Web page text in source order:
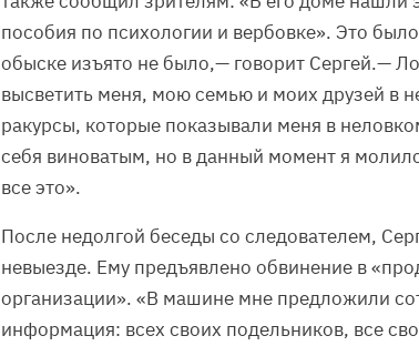
пособия по психологии и вербовке». Это
обыске изъято не было,— говорит Сергей.—
высветить меня, мою семью и моих друзей в
ракурсы, которые показывали меня в
себя виноватым, но в данный момент я
все это».
После недолгой беседы со следователем,
невыезде. Ему предъявлено обвинение в
организации». «В машине мне предложили
информация: всех своих подельников, все